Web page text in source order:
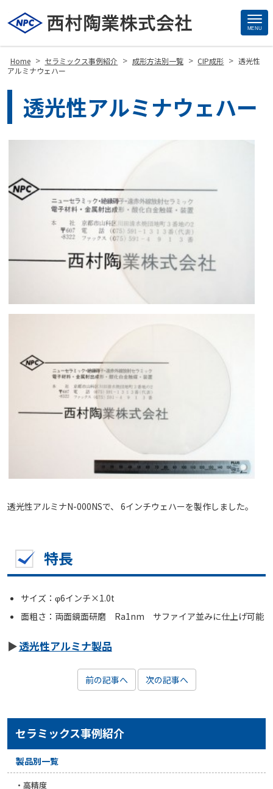
MENU
Home > セラミックス事例紹介 > 成形方法別一覧 > CIP成形 > 透光性
アルミナウェハー
透光性アルミナウェハー
透光性アルミナN-000NSで、 6インチウェハーを製作しました。
特長
サイズ：φ6インチ×1.0t
面粗さ：両面鏡面研磨 Ra1nm サファイア並みに仕上げ可能
透光性アルミナ製品
前の記事へ 次の記事へ
セラミックス事例紹介
製品別一覧
高精度
Site
Footer